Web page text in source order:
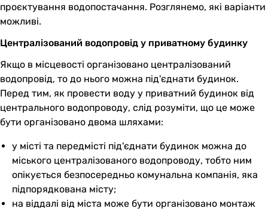
проєктування водопостачання. Розглянемо, які варіанти
можливі.
Централізований водопровід у приватному будинку
Якщо в місцевості організовано централізований
водопровід, то до нього можна під'єднати будинок.
Перед тим, як провести воду у приватний будинок від
центрального водопроводу, слід розуміти, що це може
бути організовано двома шляхами:
у місті та передмісті під'єднати будинок можна до
міського централізованого водопроводу, тобто ним
опікується безпосередньо комунальна компанія, яка
підпорядкована місту;
на віддалі від міста може бути організовано монтаж